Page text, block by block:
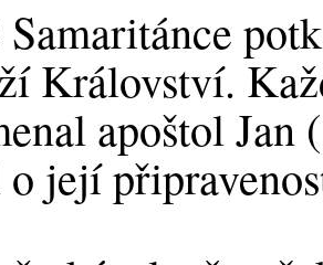
Království.
apoštol
o její